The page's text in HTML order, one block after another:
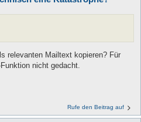
relevanten Mailtext kopieren? Für
nicht gedacht.
Rufe den Beitrag auf